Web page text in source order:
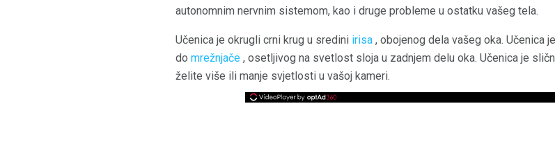
autonomnim nervnim sistemom, kao i druge probleme u ostatku vašeg tela.
Učenica je okrugli crni krug u sredini irisa , obojenog dela vašeg oka. Učenica
do mrežnjače , osetljivog na svetlost sloja u zadnjem delu oka. Učenica je
želite više ili manje svjetlosti u vašoj kameri.